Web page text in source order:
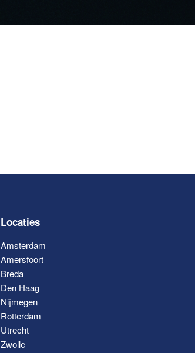
Locaties
Amsterdam
Amersfoort
Breda
Den Haag
Nijmegen
Rotterdam
Utrecht
Zwolle